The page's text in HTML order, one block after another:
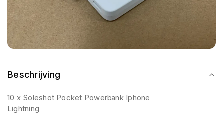
Beschrijving
10 x Soleshot Pocket Powerbank Iphone
Lightning